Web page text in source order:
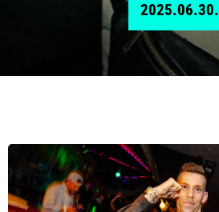
2025.06.30.